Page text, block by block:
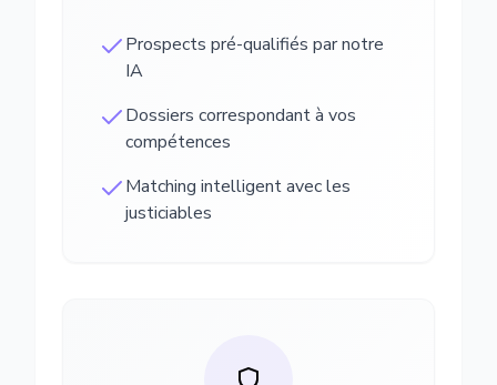
Prospects pré-qualifiés par notre
IA
Dossiers correspondant à vos
compétences
Matching intelligent avec les
justiciables